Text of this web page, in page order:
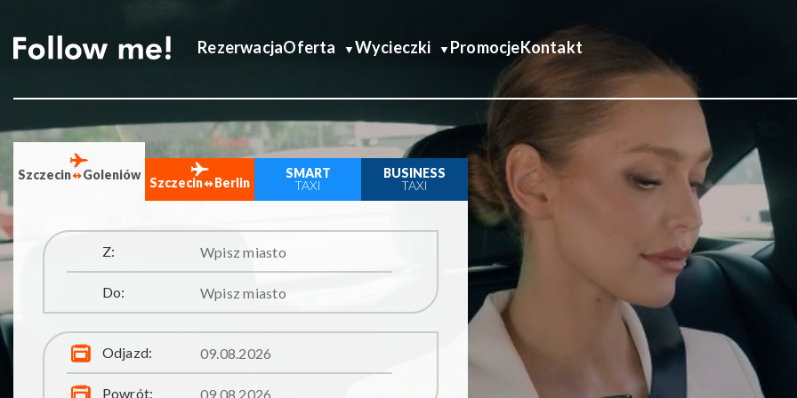
RezerwacjaOferta Wycieczki PromocjeKontakt
Szczecin Goleniów
Szczecin Berlin
SMART
TAXI
BUSINESS
TAXI
Z:
Do:
Odjazd:
Powrót: